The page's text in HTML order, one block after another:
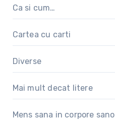
Ca si cum…
Cartea cu carti
Diverse
Mai mult decat litere
Mens sana in corpore sano